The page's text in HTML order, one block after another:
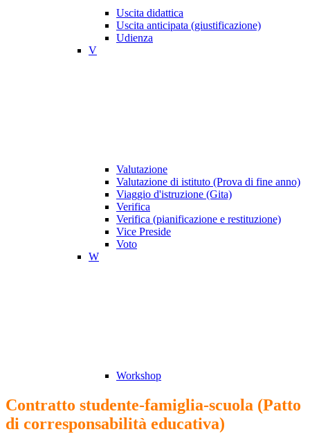
Uscita didattica
Uscita anticipata (giustificazione)
Udienza
V
Valutazione
Valutazione di istituto (Prova di fine anno)
Viaggio d'istruzione (Gita)
Verifica
Verifica (pianificazione e restituzione)
Vice Preside
Voto
W
Workshop
Contratto studente-famiglia-scuola (Patto
di corresponsabilità educativa)